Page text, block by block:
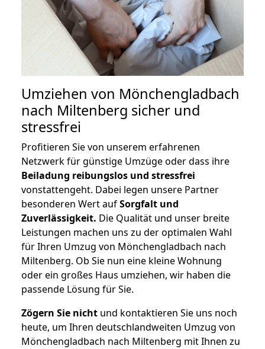
Umziehen von Mönchengladbach
nach Miltenberg sicher und
stressfrei
Profitieren Sie von unserem erfahrenen
Netzwerk für günstige Umzüge oder dass ihre
Beiladung reibungslos und stressfrei
vonstattengeht. Dabei legen unsere Partner
besonderen Wert aufSorgfalt und
Zuverlässigkeit. Die Qualität und unser breite
Leistungen machen uns zu der optimalen Wahl
für Ihren Umzug von Mönchengladbach nach
Miltenberg. Ob Sie nun eine kleine Wohnung
oder ein großes Haus umziehen, wir haben die
passende Lösung für Sie.
Zögern Sie nicht und kontaktieren Sie uns noch
heute, um Ihren deutschlandweiten Umzug von
Mönchengladbach nach Miltenberg mit Ihnen zu